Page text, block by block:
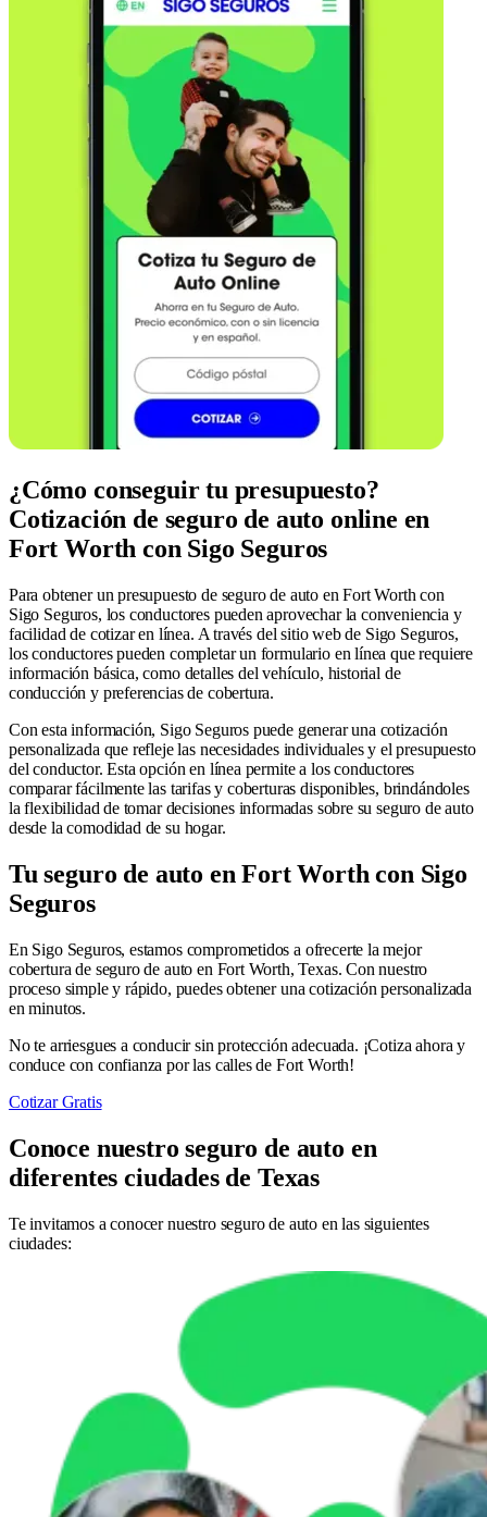
¿Cómo conseguir tu presupuesto?
Cotización de seguro de auto online en
Fort Worth con Sigo Seguros
Para obtener un presupuesto de seguro de auto en Fort Worth con
Sigo Seguros, los conductores pueden aprovechar la conveniencia y
facilidad de cotizar en línea. A través del sitio web de Sigo Seguros,
los conductores pueden completar un formulario en línea que requiere
información básica, como detalles del vehículo, historial de
conducción y preferencias de cobertura.
Con esta información, Sigo Seguros puede generar una cotización
personalizada que refleje las necesidades individuales y el presupuesto
del conductor. Esta opción en línea permite a los conductores
comparar fácilmente las tarifas y coberturas disponibles, brindándoles
la flexibilidad de tomar decisiones informadas sobre su seguro de auto
desde la comodidad de su hogar.
Tu seguro de auto en Fort Worth con Sigo
Seguros
En Sigo Seguros, estamos comprometidos a ofrecerte la mejor
cobertura de seguro de auto en Fort Worth, Texas. Con nuestro
proceso simple y rápido, puedes obtener una cotización personalizada
en minutos.
No te arriesgues a conducir sin protección adecuada. ¡Cotiza ahora y
conduce con confianza por las calles de Fort Worth!
Cotizar Gratis
Conoce nuestro seguro de auto en
diferentes ciudades de Texas
Te invitamos a conocer nuestro seguro de auto en las siguientes
ciudades: